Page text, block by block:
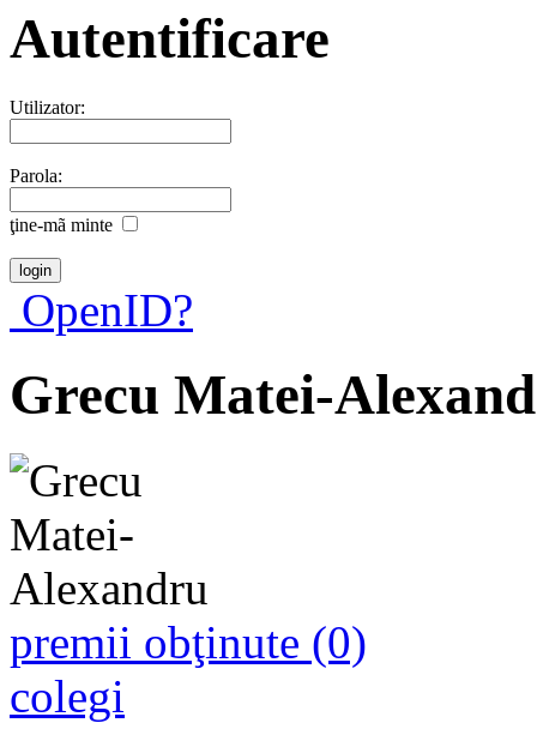
Autentificare
Utilizator:
Parola:
ţine-mã minte
OpenID?
Grecu Matei-
premii obţinute (0)
colegi